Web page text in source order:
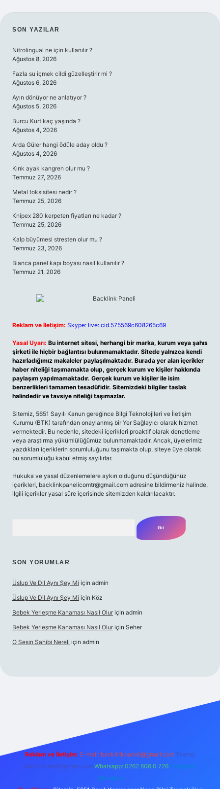
SIDEBAR
SON YAZILAR
Nitrolingual ne için kullanılır ?
Ağustos 8, 2026
Fazla su içmek cildi güzelleştirir mi ?
Ağustos 6, 2026
Ayın dönüyor ne anlatıyor ?
Ağustos 5, 2026
Burcu Kurt kaç yaşında ?
Ağustos 4, 2026
Arda Güler hangi ödüle aday oldu ?
Ağustos 4, 2026
Kırık ayak kangren olur mu ?
Temmuz 27, 2026
Metal toksisitesi nedir ?
Temmuz 25, 2026
Knipex 280 kerpeten fiyatları ne kadar ?
Temmuz 25, 2026
Kalp büyümesi stresten olur mu ?
Temmuz 23, 2026
Bianca panel kapı boyası nasıl kullanılır ?
Temmuz 21, 2026
Reklam ve İletişim: Skype: live:.cid.575569c608265c69
Yasal Uyarı: Bu internet sitesi, herhangi bir marka, kurum veya şahıs
şirketi ile hiçbir bağlantısı bulunmamaktadır. Sitede yalnızca kendi
hazırladığımız makaleler paylaşılmaktadır. Burada yer alan içerikler
haber niteliği taşımamakta olup, gerçek kurum ve kişiler hakkında
paylaşım yapılmamaktadır. Gerçek kurum ve kişiler ile isim
benzerlikleri tamamen tesadüfidir. Sitemizdeki bilgiler taslak
halindedir ve tavsiye niteliği taşımazlar.
Sitemiz, 5651 Sayılı Kanun gereğince Bilgi Teknolojileri ve İletişim
Kurumu (BTK) tarafından onaylanmış bir Yer Sağlayıcı olarak hizmet
vermektedir. Bu nedenle, sitedeki içerikleri proaktif olarak denetleme
veya araştırma yükümlülüğümüz bulunmamaktadır. Ancak, üyelerimiz
yazdıkları içeriklerin sorumluluğunu taşımakta olup, siteye üye olarak
bu sorumluluğu kabul etmiş sayılırlar.
Hukuka ve yasal düzenlemelere aykırı olduğunu düşündüğünüz
içerikleri, backlinkpanelicomtr@gmail.com adresine bildirmeniz halinde,
ilgili içerikler yasal süre içerisinde sitemizden kaldırılacaktır.
SON YORUMLAR
Üslup Ve Dil Aynı Şey Mi için admin
Üslup Ve Dil Aynı Şey Mi için Köz
Bebek Yerleşme Kanaması Nasıl Olur için admin
Bebek Yerleşme Kanaması Nasıl Olur için Seher
O Sesin Sahibi Nereli için admin
Reklam ve İletişim: E-mail: backlinkpaneli@gmail.com Teams:
forumhizmeti@gmail.com Whatsapp: 0262 606 0 726 Telegram:
@karabul